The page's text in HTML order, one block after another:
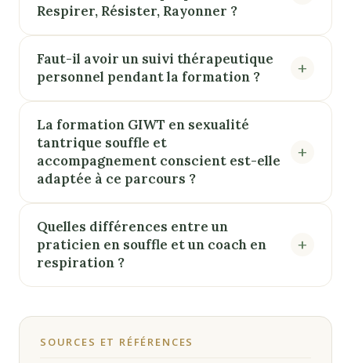
Respirer, Résister, Rayonner ?
Faut-il avoir un suivi thérapeutique
personnel pendant la formation ?
La formation GIWT en sexualité
tantrique souffle et
accompagnement conscient est-elle
adaptée à ce parcours ?
Quelles différences entre un
praticien en souffle et un coach en
respiration ?
SOURCES ET RÉFÉRENCES